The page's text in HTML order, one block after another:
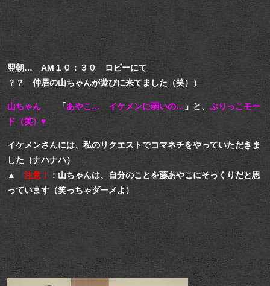
翌朝… AM１０：３０ ロビーにて
？？ 仲居の山ちゃんが遊びに来てました（笑））
山ちゃん 「あやこ… イケメンに弱いの… 」と、 ぶりっこモー
ド（笑）♥
イケメンさんには、私のリクエストでコマネチをやっていただきま
した（ナハナハ）
▲ 注意！
：山ちゃんは、自分のことを藤あやこにそっくりだと思
っています（笑っちゃダーメよ）